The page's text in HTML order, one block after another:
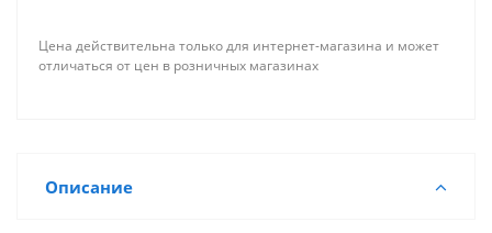
Цена действительна только для интернет-магазина и может
отличаться от цен в розничных магазинах
Описание